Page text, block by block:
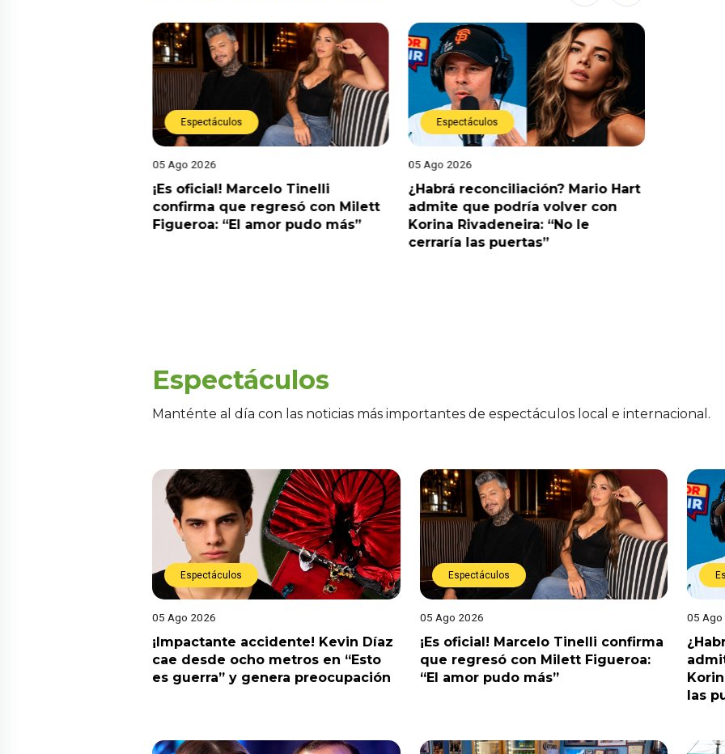
Espectáculos
05 Ago 2026
¡Es oficial! Marcelo Tinelli
confirma que regresó con Milett
Figueroa: “El amor pudo más”
Espectáculos
05 Ago 2026
¿Habrá reconciliación? Mario Hart
admite que podría volver con
Korina Rivadeneira: “No le
cerraría las puertas”
Espectáculos
Manténte al día con las noticias más importantes de espectáculos local e internacional.
Espectáculos
05 Ago 2026
¡Impactante accidente! Kevin Díaz
cae desde ocho metros en “Esto
es guerra” y genera preocupación
Espectáculos
05 Ago 2026
¡Es oficial! Marcelo Tinelli confirma
que regresó con Milett Figueroa:
“El amor pudo más”
05 Ago
las